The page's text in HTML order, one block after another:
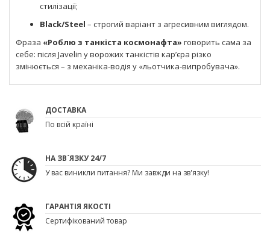
стилізації;
Black/Steel – строгий варіант з агресивним виглядом.
Фраза «Роблю з танкіста космонафта» говорить сама за
себе: після Javelin у ворожих танкістів кар’єра різко
змінюється – з механіка-водія у «льотчика-випробувача».
ДОСТАВКА
По всій країні
НА ЗВ`ЯЗКУ 24/7
У вас виникли питання? Ми завжди на зв'язку!
ГАРАНТІЯ ЯКОСТІ
Сертифікований товар